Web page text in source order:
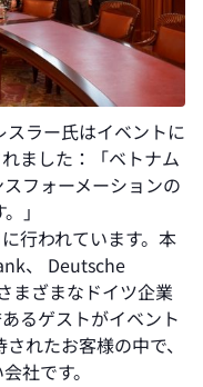
ラー氏はイベントに
ました：「ベトナム
フォーメーションの
」
行われています。本
、 Deutsche
まざまなドイツ企業
るゲストがイベント
れたお客様の中で、
社です。